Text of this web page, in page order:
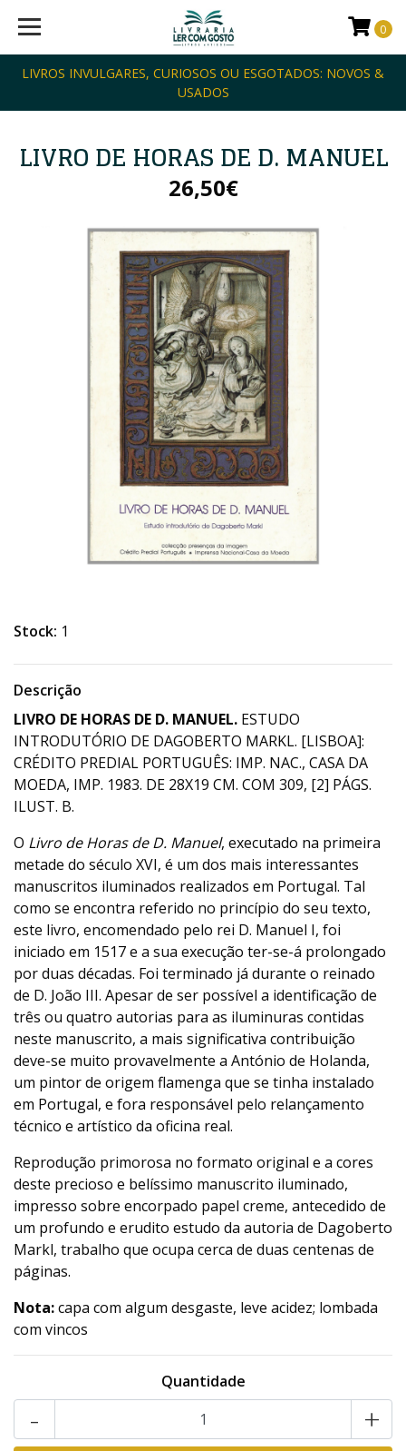
LIVROS INVULGARES, CURIOSOS OU ESGOTADOS: NOVOS &
USADOS
0
LIVRO DE HORAS DE D. MANUEL
26,50€
Stock: 1
Descrição
LIVRO DE HORAS DE D. MANUEL. ESTUDO
INTRODUTÓRIO DE DAGOBERTO MARKL. [LISBOA]:
CRÉDITO PREDIAL PORTUGUÊS: IMP. NAC., CASA DA
MOEDA, IMP. 1983. DE 28X19 CM. COM 309, [2] PÁGS.
ILUST. B.
O Livro de Horas de D. Manuel, executado na primeira
metade do século XVI, é um dos mais interessantes
manuscritos iluminados realizados em Portugal. Tal
como se encontra referido no princípio do seu texto,
este livro, encomendado pelo rei D. Manuel I, foi
iniciado em 1517 e a sua execução ter-se-á prolongado
por duas décadas. Foi terminado já durante o reinado
de D. João III. Apesar de ser possível a identificação de
três ou quatro autorias para as iluminuras contidas
neste manuscrito, a mais significativa contribuição
deve-se muito provavelmente a António de Holanda,
um pintor de origem flamenga que se tinha instalado
em Portugal, e fora responsável pelo relançamento
técnico e artístico da oficina real.
Reprodução primorosa no formato original e a cores
deste precioso e belíssimo manuscrito iluminado,
impresso sobre encorpado papel creme, antecedido de
um profundo e erudito estudo da autoria de Dagoberto
Markl, trabalho que ocupa cerca de duas centenas de
páginas.
Nota:capa com algum desgaste, leve acidez; lombada
com vincos
Quantidade
+
-